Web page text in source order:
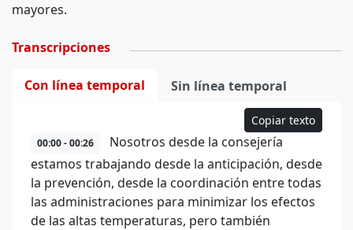
mayores.
Transcripciones
Con línea temporal Sin línea temporal
Copiar texto
00:00 - 00:26
Nosotros desde la consejería
estamos trabajando desde la anticipación, desde
la prevención, desde la coordinación entre todas
las administraciones para minimizar los efectos
de las altas temperaturas, pero también